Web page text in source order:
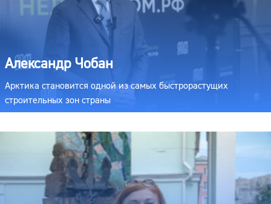
Александр Чобан
Арктика становится одной из самых быстрорастущих
строительных зон страны